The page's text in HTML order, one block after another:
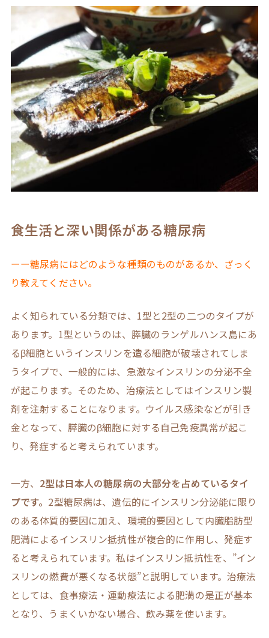
食生活と深い関係がある糖尿病
ーー糖尿病にはどのような種類のものがあるか、ざっく
り教えてください。
よく知られている分類では、1型と2型の二つのタイプが
あります。1型というのは、膵臓のランゲルハンス島にあ
るβ細胞というインスリンを造る細胞が破壊されてしま
うタイプで、一般的には、急激なインスリンの分泌不全
が起こります。そのため、治療法としてはインスリン製
剤を注射することになります。ウイルス感染などが引き
金となって、膵臓のβ細胞に対する自己免疫異常が起こ
り、発症すると考えられています。
一方、 2型は日本人の糖尿病の大部分を占めているタイ
プです。 2型糖尿病は、遺伝的にインスリン分泌能に限り
のある体質的要因に加え、環境的要因として内臓脂肪型
肥満によるインスリン抵抗性が複合的に作用し、発症す
ると考えられています。私はインスリン抵抗性を、”イン
スリンの燃費が悪くなる状態”と説明しています。治療法
としては、食事療法・運動療法による肥満の是正が基本
となり、うまくいかない場合、飲み薬を使います。